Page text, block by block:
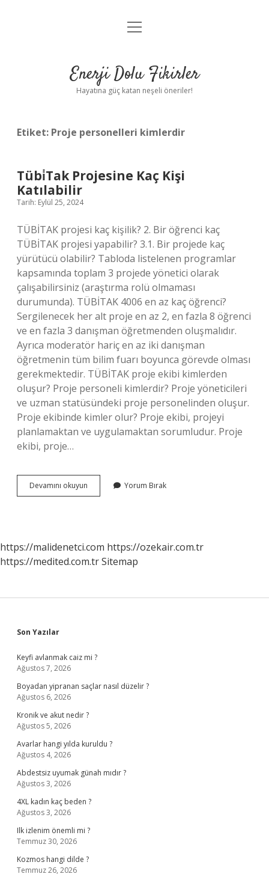
Anasayfa
Yasal Uyarı
menüyü
Enerji Dolu Fikirler
Hayatına güç katan neşeli öneriler!
Etiket: Proje personelleri kimlerdir
Tübi̇Tak Projesine Kaç Kişi
Katılabilir
Tarih: Eylül 25, 2024
TÜBİTAK projesi kaç kişilik? 2. Bir öğrenci kaç
TÜBİTAK projesi yapabilir? 3.1. Bir projede kaç
yürütücü olabilir? Tabloda listelenen programlar
kapsamında toplam 3 projede yönetici olarak
çalışabilirsiniz (araştırma rolü olmaması
durumunda). TÜBİTAK 4006 en az kaç öğrenci?
Sergilenecek her alt proje en az 2, en fazla 8 öğrenci
ve en fazla 3 danışman öğretmenden oluşmalıdır.
Ayrıca moderatör hariç en az iki danışman
öğretmenin tüm bilim fuarı boyunca görevde olması
gerekmektedir. TÜBİTAK proje ekibi kimlerden
oluşur? Proje personeli kimlerdir? Proje yöneticileri
ve uzman statüsündeki proje personelinden oluşur.
Proje ekibinde kimler olur? Proje ekibi, projeyi
planlamaktan ve uygulamaktan sorumludur. Proje
ekibi, proje…
Devamını okuyun Tübi̇Tak
Projesine
Yorum Bırak
https://malidenetci.com https://ozekair.com.tr
https://medited.com.trSitemap
Sidebar
Son Yazılar
Keyfi avlanmak caiz mi ?
Ağustos 7, 2026
Boyadan yipranan saçlar nasıl düzelir ?
Ağustos 6, 2026
Kronik ve akut nedir ?
Ağustos 5, 2026
Avarlar hangi yılda kuruldu ?
Ağustos 4, 2026
Abdestsiz uyumak günah mıdır ?
Ağustos 3, 2026
4XL kadın kaç beden ?
Ağustos 3, 2026
Ilk izlenim önemli mi ?
Temmuz 30, 2026
Kozmos hangi dilde ?
Temmuz 26, 2026